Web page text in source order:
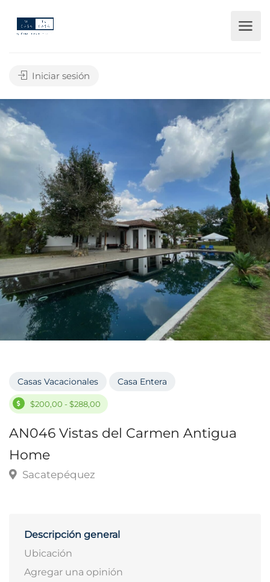
Iniciar sesión
Casas Vacacionales Casa Entera
$200,00 - $288,00
AN046 Vistas del Carmen Antigua
Home
Sacatepéquez
Descripción general
Ubicación
Agregar una opinión